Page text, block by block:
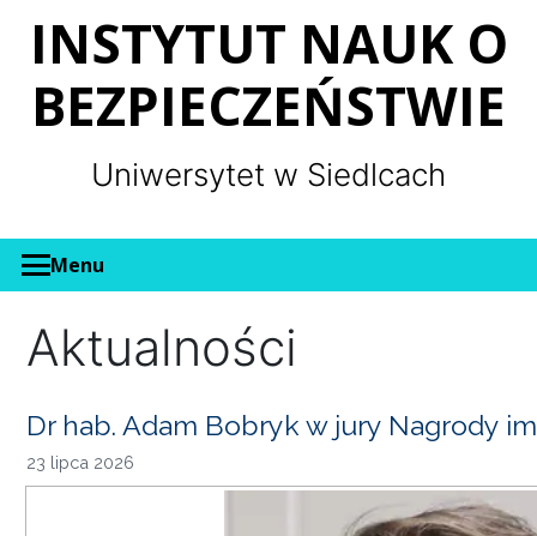
INSTYTUT NAUK O
BEZPIECZEŃSTWIE
Uniwersytet w Siedlcach
Menu
Aktualności
Dr hab. Adam Bobryk w jury Nagrody
23 lipca 2026